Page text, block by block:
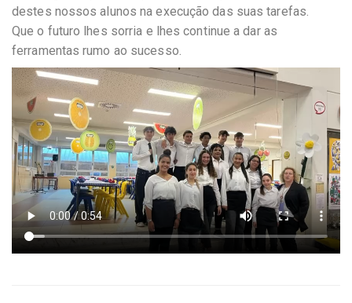
destes nossos alunos na execução das suas tarefas.
Que o futuro lhes sorria e lhes continue a dar as
ferramentas rumo ao sucesso.